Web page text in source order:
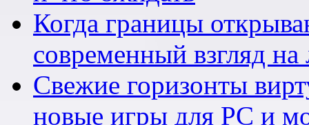
Когда границы
современный взгляд
Свежие горизонты
новые игры для PC и